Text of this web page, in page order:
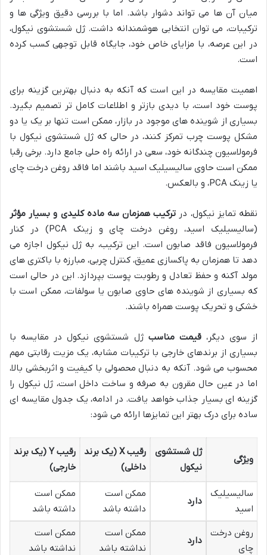
میان آن ها می تواند دشوار باشد. اما با بررسی دقیق ویژگی ها و
ترکیبات، می توان انتخابی هوشمندانه داشت. ژل شستشوی نیکول،
در این عرصه، با مزایای خاص خود، جایگاه قابل توجهی کسب کرده
است.
اهمیت مقایسه در این است که آنکه به دنبال بهترین گزینه برای
پوست خود است، با دیدی بازتر و اطلاعات کامل تر تصمیم بگیرد.
بسیاری از شوینده های موجود در بازار، ممکن است تنها بر یک یا دو
مشکل پوست چرب تمرکز کنند، در حالی که ژل شستشوی نیکول با
فرمولاسیون چندگانه خود، سعی در ارائه راه حلی جامع دارد. برخی رقبا
ممکن است حاوی سالیسیلیک اسید باشند اما فاقد روغن درخت چای
یا زینک PCA، و بالعکس.
نقطه تمایز نیکول، در ترکیب همزمان سه ماده کلیدی و بسیار مؤثر
(سالیسیلیک اسید، روغن درخت چای و زینک PCA) در کنار
فرمولاسیون فاقد صابون است. این ترکیب، به ژل نیکول اجازه می
دهد تا همزمان به پاکسازی عمیق، کنترل چربی، مبارزه با باکتری های
مولد آکنه و حفظ تعادل و رطوبت پوست بپردازد. این در حالی است
که بسیاری از شوینده های حاوی صابون یا سولفات، ممکن است با
خشکی و تحریک پوست همراه باشند.
از سوی دیگر،قیمت مناسب ژل شستشوی نیکول در مقایسه با
بسیاری از برندهای خارجی با ترکیبات مشابه، یک مزیت رقابتی مهم
محسوب می شود. آنکه به دنبال محصولی با کیفیت و اثربخشی بالا،
اما در عین حال مقرون به صرفه و ساخت داخل است، ژل نیکول را
گزینه ای بسیار جذاب خواهد یافت. در ادامه، یک جدول مقایسه ای
ساده برای درک بهتر این تمایزها ارائه می شود:
ویژگی
ژل شستشوی
نیکول
رقیب X (یک برند
داخلی)
رقیب Y (یک برند
خارجی)
سالیسیلیک
اسید
دارد
ممکن است
داشته باشد
ممکن است
داشته باشد
روغن درخت
چای
دارد
ممکن است
نداشته باشد
ممکن است
نداشته باشد